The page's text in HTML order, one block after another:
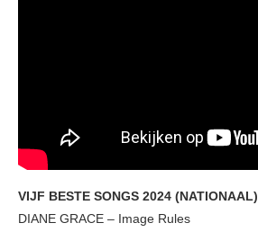
VIJF BESTE SONGS 2024 (NATIONAAL)
DIANE GRACE – Image Rules